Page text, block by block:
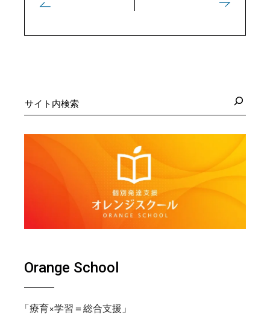
索
Orange School
「療育×学習＝総合支援」